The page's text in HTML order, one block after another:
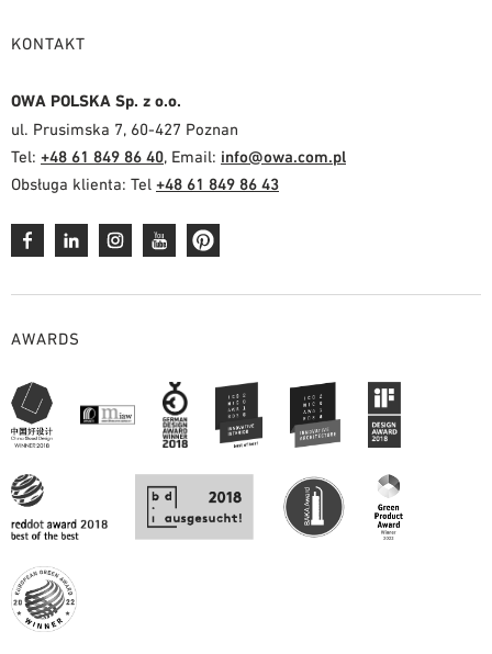
KONTAKT
OWA POLSKA Sp. z o.o.
ul. Prusimska 7, 60-427 Poznan
Tel: +48 61 849 86 40, Email: info@owa.com.pl
Obsługa klienta: Tel +48 61 849 86 43
AWARDS